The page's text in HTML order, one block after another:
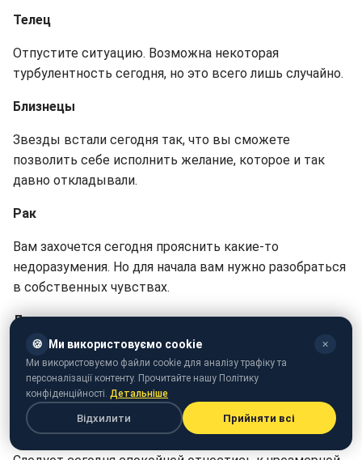
Телец
Отпустите ситуацию. Возможна некоторая
турбулентность сегодня, но это всего лишь случайно.
Близнецы
Звезды встали сегодня так, что вы сможете
позволить себе исполнить желание, которое и так
давно откладывали.
Рак
Вам захочется сегодня прояснить какие-то
недоразумения. Но для начала вам нужно разобраться
в собственных чувствах.
Лев
Смело принимайте предложения об отдыхе. Вам не
помешает отвлечься немного от того, что
происходит.
Дева
🍪 Ми використовуємо cookie ✕
Ми використовуємо файли cookie для аналізу трафіку та
персоналізації контенту. Прочитайте нашу Політику
конфіденційності. Детальніше
Відхилити Прийняти всі